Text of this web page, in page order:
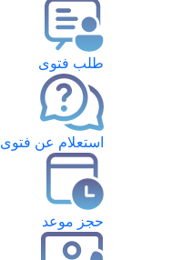
طلب فتوى
استعلام عن فتوى
حجز موعد